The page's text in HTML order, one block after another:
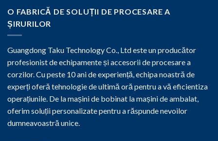
O FABRICĂ DE SOLUȚII DE PROCESARE A
ȘIRURILOR
Guangdong Taku Technology Co., Ltd este un producător
profesionist de echipamente și accesorii de procesare a
corzilor. Cu peste 10 ani de experiență, echipa noastră de
experți oferă tehnologie de ultimă oră pentru a vă eficientiza
operațiunile. De la mașini de bobinat la mașini de ambalat,
oferim soluții personalizate pentru a răspunde nevoilor
dumneavoastră unice.